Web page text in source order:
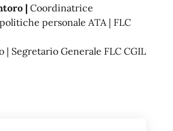
|Coordinatrice
personale ATA | FLC
| Segretario Generale FLC CGIL